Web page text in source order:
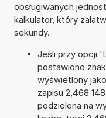
obsługiwanych
kalkulator, który
sekundy.
Jeśli przy opcji
postawiono
wyświetlony
zapisu 2,468
podzielona na